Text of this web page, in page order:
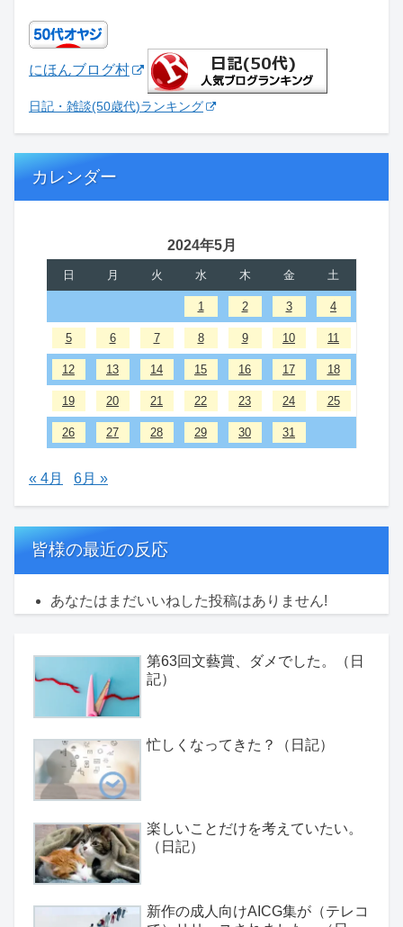
にほんブログ村
日記・雑談(50歳代)ランキング
カレンダー
2024年5月
日 月 火 水 木 金 土
1 2 3 4
5 6 7 8 9 10 11
12 13 14 15 16 17 18
19 20 21 22 23 24 25
26 27 28 29 30 31
« 4月 6月 »
皆様の最近の反応
あなたはまだいいねした投稿はありません!
第63回文藝賞、ダメでした。（日
記）
忙しくなってきた？（日記）
楽しいことだけを考えていたい。
（日記）
新作の成人向けAICG集が（テレコ